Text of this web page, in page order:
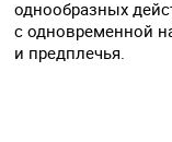
однообразных
с одновременной
и предплечья.